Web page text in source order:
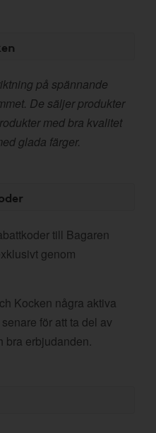
på spännande
De säljer produkter
med bra kvalitet
glada färger.
till Bagaren
genom
Kocken några aktiva
för att ta del av
bra erbjudanden.